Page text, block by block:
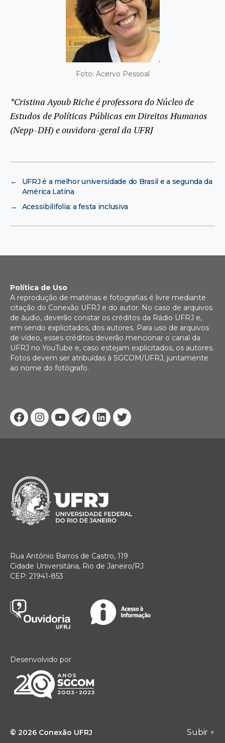
Foto: Acervo Pessoal
*Cristina Ayoub Riche é professora do Núcleo de
Estudos de Políticas Públicas em Direitos Humanos
(Nepp-DH) e ouvidora-geral da UFRJ
←
UFRJ é a melhor universidade do Brasil e a segunda da
América Latina
→
Acessibilifolia: a festa inclusiva
Facebook
Instagram
YoutubeTelegram
Linkedin
Twitter
Política de Uso
A reprodução de matérias e fotografias é livre mediante
citação do Conexão UFRJ e do autor. No caso de arquivos
de áudio, deverão constar os créditos da Rádio UFRJ e,
em sendo explicitados, dos autores. Para uso de arquivos
de vídeo, esses créditos deverão mencionar o canal da
UFRJ no YouTube e, caso estejam explicitados, os autores.
Fotos devem ser atribuídas à SGCOM/UFRJ, juntamente
ao nome do fotógrafo.
Rua Antônio Barros de Castro, 119
Cidade Universitária, Rio de Janeiro/RJ
CEP: 21941-853
Desenvolvido por
© 2026 Conexão UFRJ Subir ↑